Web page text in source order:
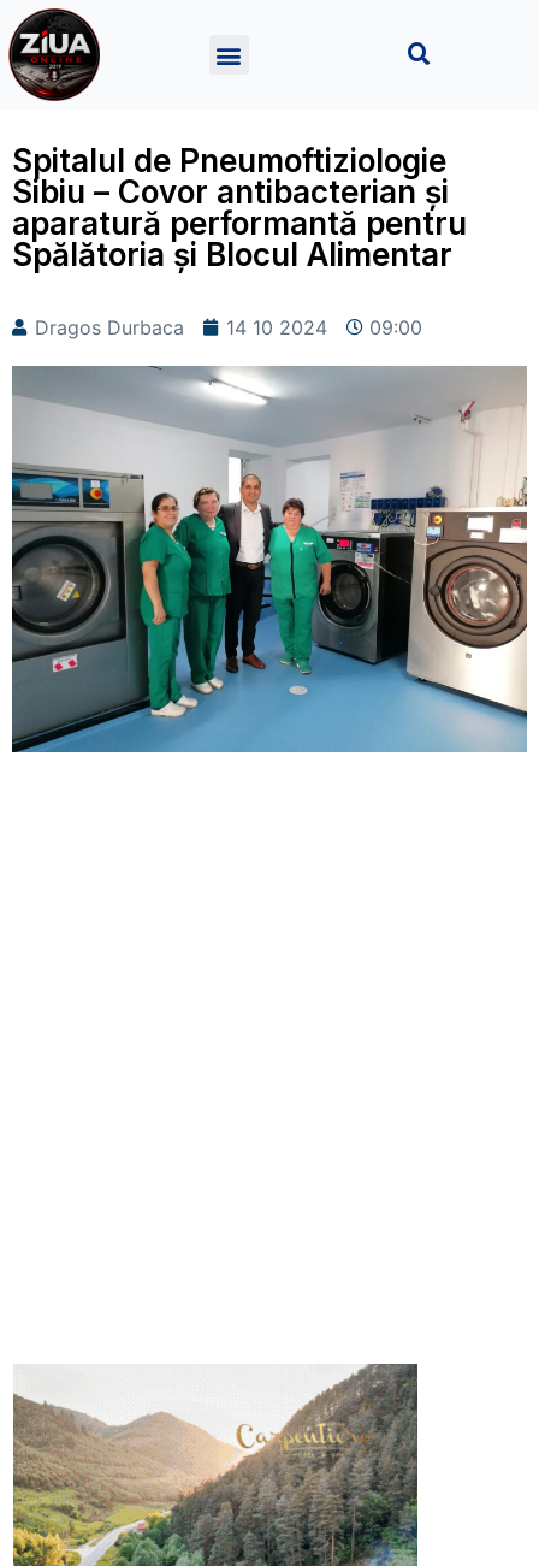
Spitalul de Pneumoftiziologie
Sibiu – Covor antibacterian și
aparatură performantă pentru
Spălătoria și Blocul Alimentar
Dragos Durbaca 14 10 2024 09:00